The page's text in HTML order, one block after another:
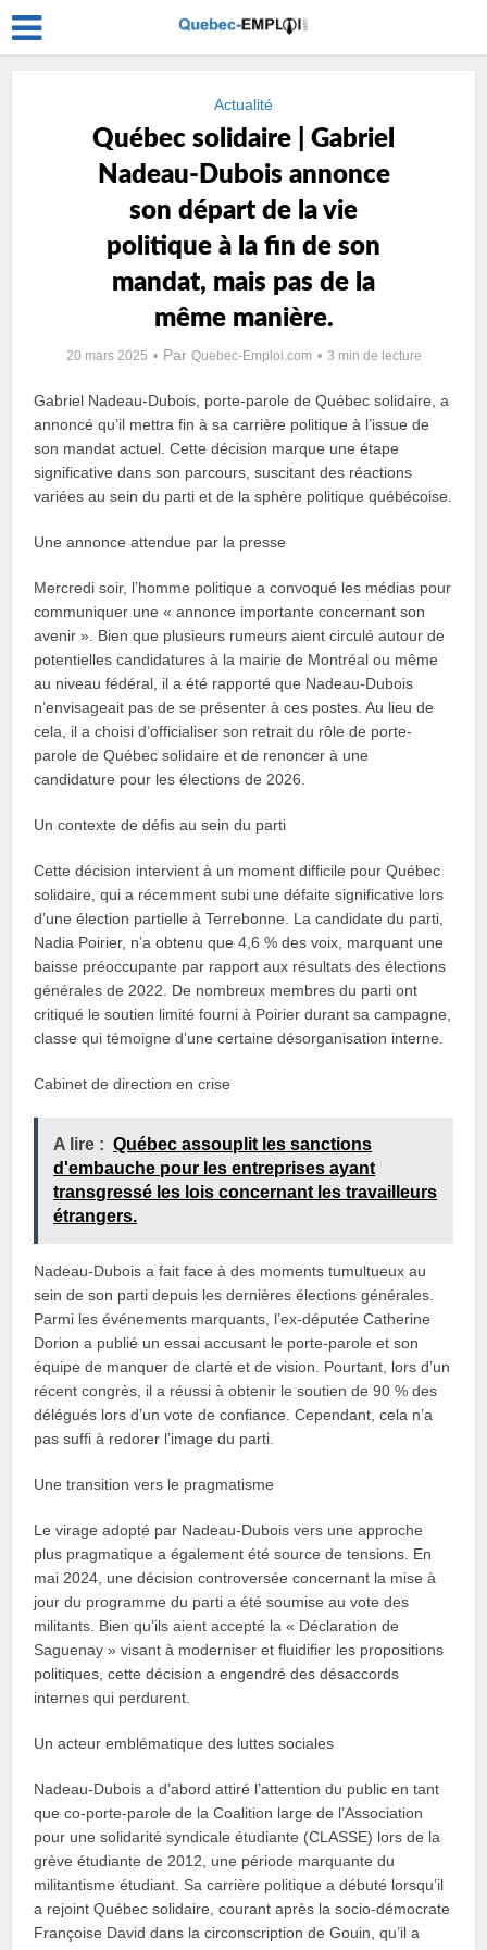
Actualité
Québec solidaire | Gabriel
Nadeau-Dubois annonce
son départ de la vie
politique à la fin de son
mandat, mais pas de la
même manière.
20 mars 2025 Par Quebec-Emploi.com 3 min de lecture
Gabriel Nadeau-Dubois, porte-parole de Québec solidaire, a
annoncé qu’il mettra fin à sa carrière politique à l’issue de
son mandat actuel. Cette décision marque une étape
significative dans son parcours, suscitant des réactions
variées au sein du parti et de la sphère politique québécoise.
Une annonce attendue par la presse
Mercredi soir, l’homme politique a convoqué les médias pour
communiquer une « annonce importante concernant son
avenir ». Bien que plusieurs rumeurs aient circulé autour de
potentielles candidatures à la mairie de Montréal ou même
au niveau fédéral, il a été rapporté que Nadeau-Dubois
n’envisageait pas de se présenter à ces postes. Au lieu de
cela, il a choisi d’officialiser son retrait du rôle de porte-
parole de Québec solidaire et de renoncer à une
candidature pour les élections de 2026.
Un contexte de défis au sein du parti
Cette décision intervient à un moment difficile pour Québec
solidaire, qui a récemment subi une défaite significative lors
d’une élection partielle à Terrebonne. La candidate du parti,
Nadia Poirier, n’a obtenu que 4,6 % des voix, marquant une
baisse préoccupante par rapport aux résultats des élections
générales de 2022. De nombreux membres du parti ont
critiqué le soutien limité fourni à Poirier durant sa campagne,
classe qui témoigne d’une certaine désorganisation interne.
Cabinet de direction en crise
A lire : Québec assouplit les sanctions
d'embauche pour les entreprises ayant
transgressé les lois concernant les travailleurs
étrangers.
Nadeau-Dubois a fait face à des moments tumultueux au
sein de son parti depuis les dernières élections générales.
Parmi les événements marquants, l’ex-députée Catherine
Dorion a publié un essai accusant le porte-parole et son
équipe de manquer de clarté et de vision. Pourtant, lors d’un
récent congrès, il a réussi à obtenir le soutien de 90 % des
délégués lors d’un vote de confiance. Cependant, cela n’a
pas suffi à redorer l’image du parti.
Une transition vers le pragmatisme
Le virage adopté par Nadeau-Dubois vers une approche
plus pragmatique a également été source de tensions. En
mai 2024, une décision controversée concernant la mise à
jour du programme du parti a été soumise au vote des
militants. Bien qu’ils aient accepté la « Déclaration de
Saguenay » visant à moderniser et fluidifier les propositions
politiques, cette décision a engendré des désaccords
internes qui perdurent.
Un acteur emblématique des luttes sociales
Nadeau-Dubois a d’abord attiré l’attention du public en tant
que co-porte-parole de la Coalition large de l’Association
pour une solidarité syndicale étudiante (CLASSE) lors de la
grève étudiante de 2012, une période marquante du
militantisme étudiant. Sa carrière politique a débuté lorsqu’il
a rejoint Québec solidaire, courant après la socio-démocrate
Françoise David dans la circonscription de Gouin, qu’il a